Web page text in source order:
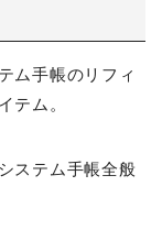
ム手帳のリフィ
テム。
ステム手帳全般